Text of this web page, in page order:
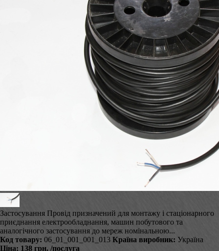
Застосування Провід призначений для монтажу і стаціонарного
приєднання електрообладнання, машин побутового та
аналогічного застосування до мереж номінальною...
Код товару: 06_01_001_001_013 Країна виробник: Україна
Ціна: 138 грн. /послуга